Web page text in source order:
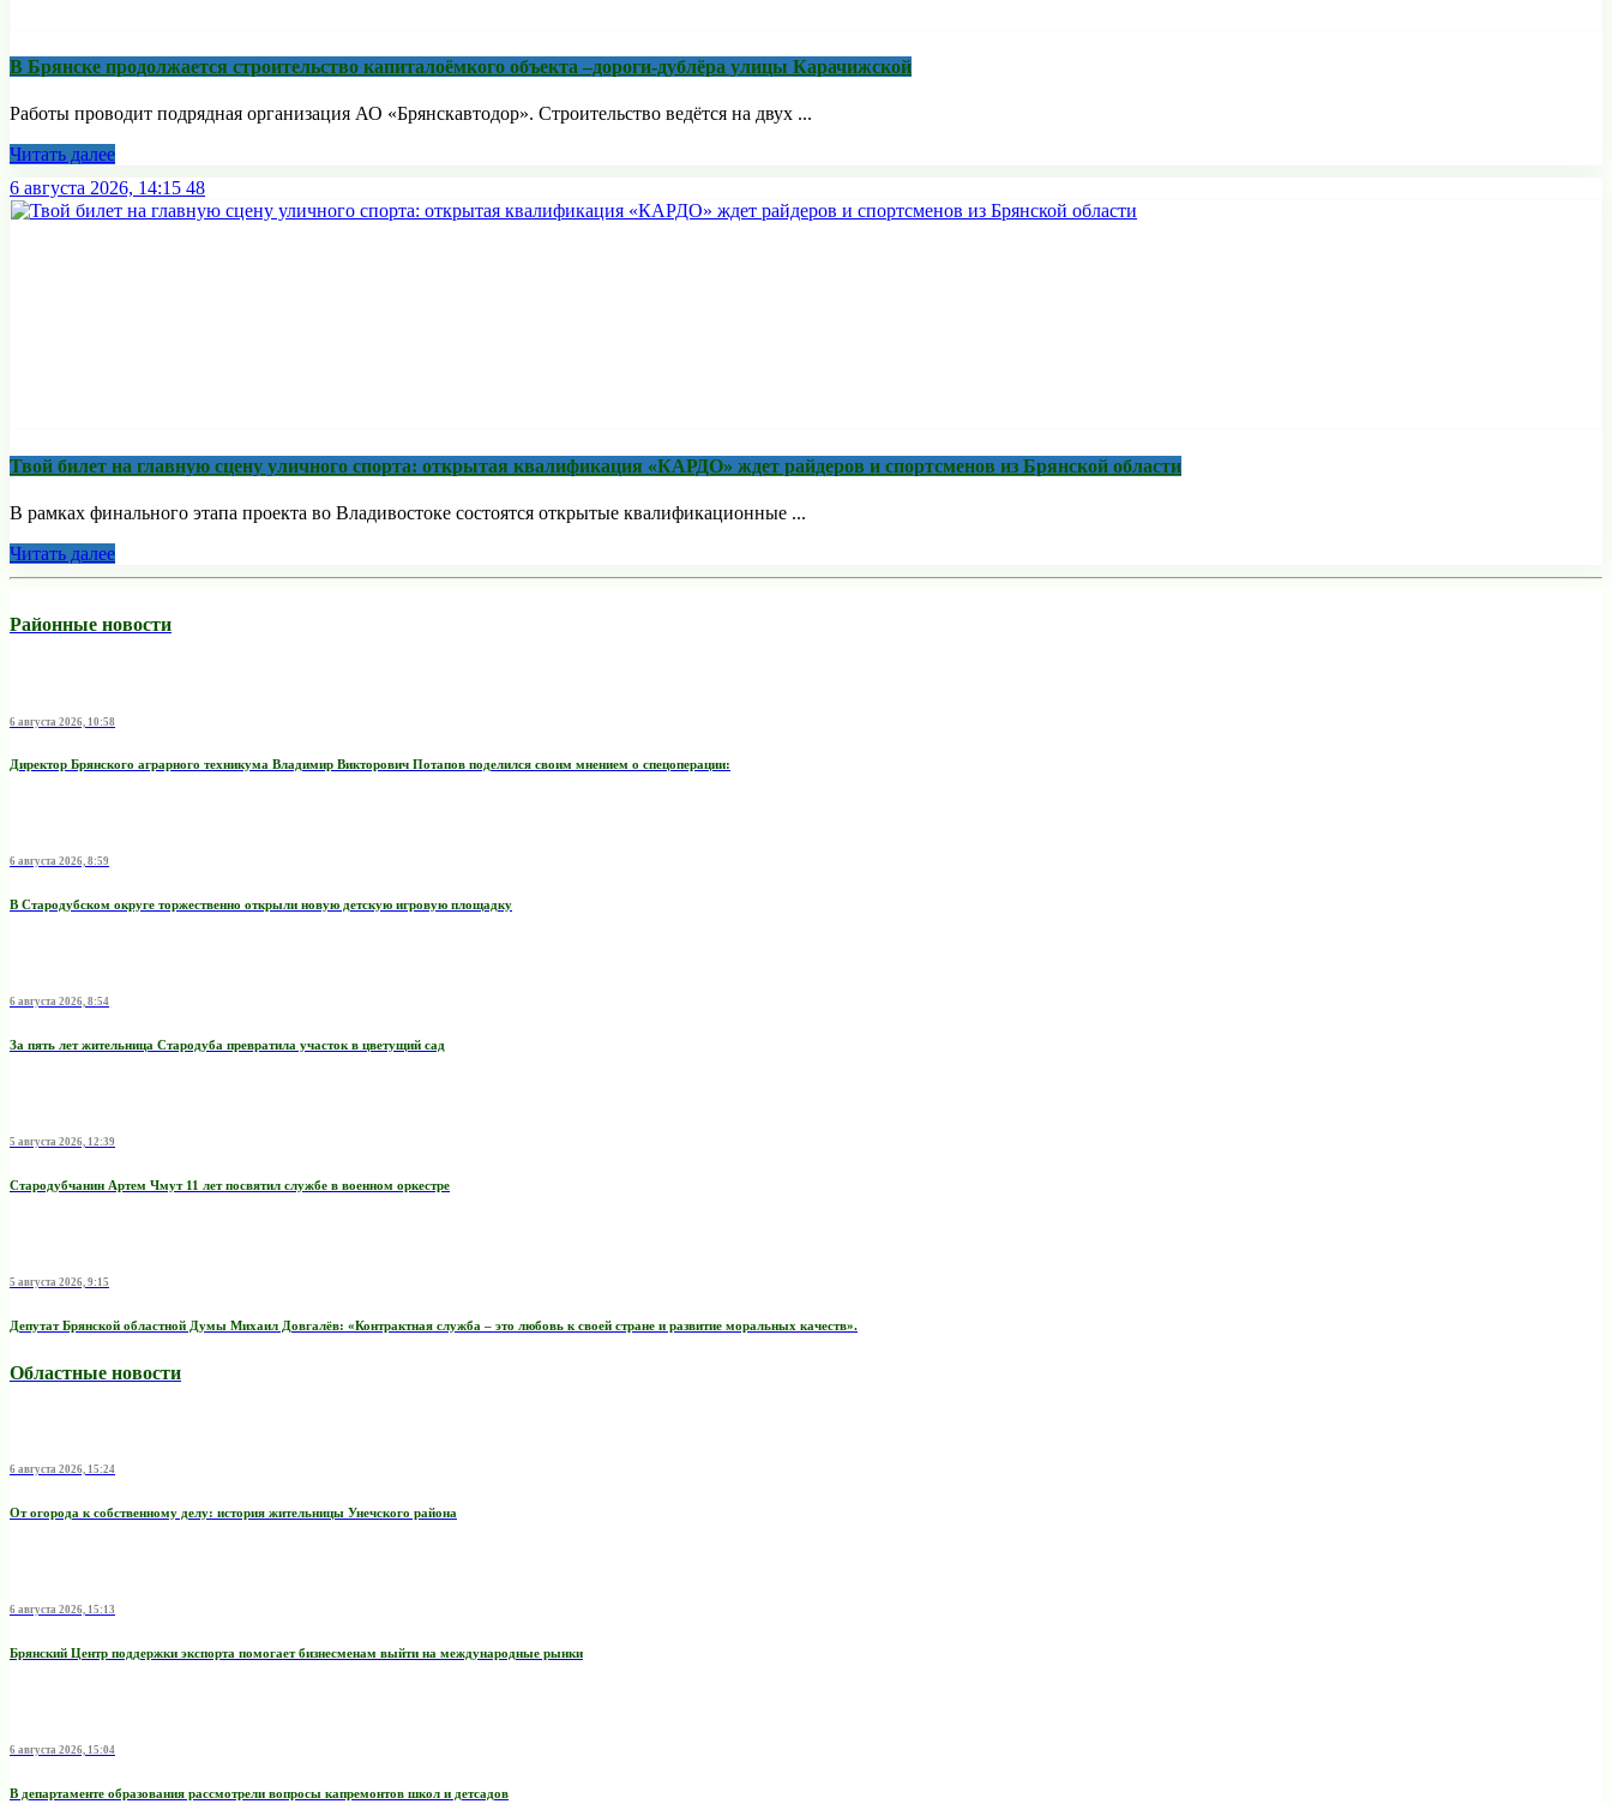
В Брянске продолжается строительство капиталоёмкого объекта –дороги-дублёра улицы Карачижской
Работы проводит подрядная организация АО «Брянскавтодор». Строительство ведётся на двух ...
Читать далее
6 августа 2026, 14:15 48
Твой билет на главную сцену уличного спорта: открытая квалификация «КАРДО» ждет райдеров и спортсменов из Брянской области
В рамках финального этапа проекта во Владивостоке состоятся открытые квалификационные ...
Читать далее
Районные новости
6 августа 2026, 10:58
Директор Брянского аграрного техникума Владимир Викторович Потапов поделился своим мнением о спецоперации:
6 августа 2026, 8:59
В Стародубском округе торжественно открыли новую детскую игровую площадку
6 августа 2026, 8:54
За пять лет жительница Стародуба превратила участок в цветущий сад
5 августа 2026, 12:39
Стародубчанин Артем Чмут 11 лет посвятил службе в военном оркестре
5 августа 2026, 9:15
Депутат Брянской областной Думы Михаил Довгалёв: «Контрактная служба – это любовь к своей стране и развитие моральных качеств».
Областные новости
6 августа 2026, 15:24
От огорода к собственному делу: история жительницы Унечского района
6 августа 2026, 15:13
Брянский Центр поддержки экспорта помогает бизнесменам выйти на международные рынки
6 августа 2026, 15:04
В департаменте образования рассмотрели вопросы капремонтов школ и детсадов